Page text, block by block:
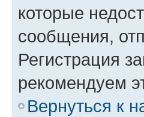
которые
сообщения,
Регистрация
рекомендуем
Вернуться к